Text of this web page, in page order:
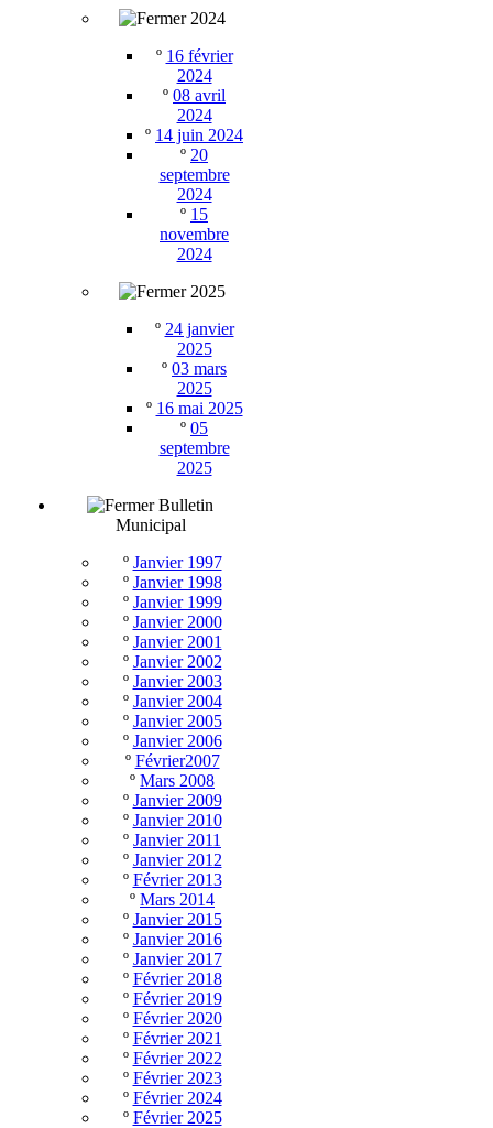
2024
º 16 février
2024
º 08 avril
2024
º 14 juin 2024
º 20
septembre
2024
º 15
novembre
2024
2025
º 24 janvier
2025
º 03 mars
2025
º 16 mai 2025
º 05
septembre
2025
Bulletin
Municipal
º Janvier 1997
º Janvier 1998
º Janvier 1999
º Janvier 2000
º Janvier 2001
º Janvier 2002
º Janvier 2003
º Janvier 2004
º Janvier 2005
º Janvier 2006
º Février2007
º Mars 2008
º Janvier 2009
º Janvier 2010
º Janvier 2011
º Janvier 2012
º Février 2013
º Mars 2014
º Janvier 2015
º Janvier 2016
º Janvier 2017
º Février 2018
º Février 2019
º Février 2020
º Février 2021
º Février 2022
º Février 2023
º Février 2024
º Février 2025